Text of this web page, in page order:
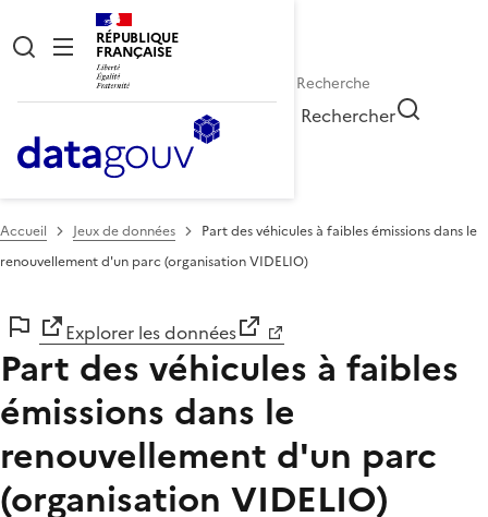
RÉPUBLIQUE
FRANÇAISE
Rechercher
Accueil Jeux de données
Part des véhicules à faibles émissions dans le
renouvellement d'un parc (organisation VIDELIO)
Explorer les données
Part des véhicules à faibles
émissions dans le
renouvellement d'un parc
(organisation VIDELIO)